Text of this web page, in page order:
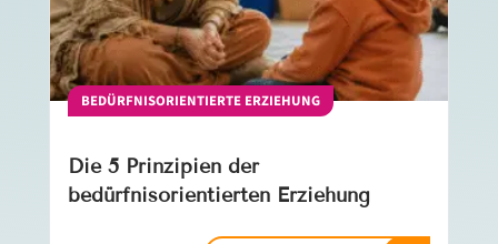
BEDÜRFNISORIENTIERTE ERZIEHUNG
Die 5 Prinzipien der
bedürfnisorientierten Erziehung